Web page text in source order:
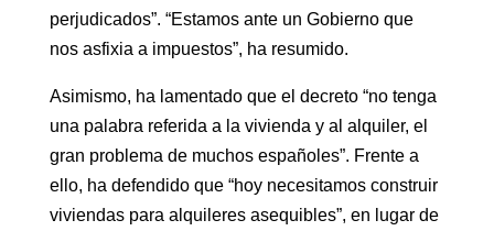
perjudicados”. “Estamos ante un Gobierno que
nos asfixia a impuestos”, ha resumido.
Asimismo, ha lamentado que el decreto “no tenga
una palabra referida a la vivienda y al alquiler, el
gran problema de muchos españoles”. Frente a
ello, ha defendido que “hoy necesitamos construir
viviendas para alquileres asequibles”, en lugar de